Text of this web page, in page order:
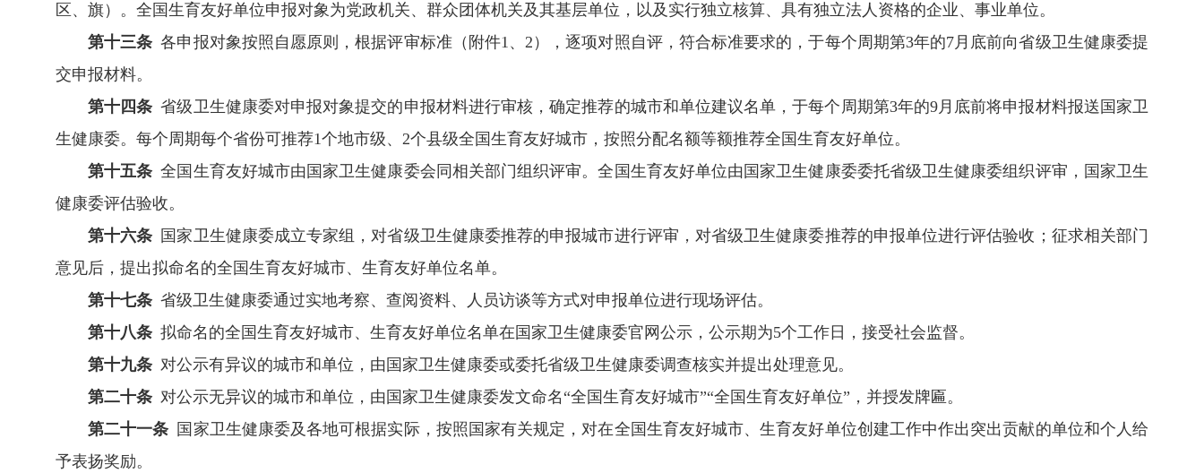
区、旗）。全国生育友好单位申报对象为党政机关、群众团体机关及其基层单位，以及实行独立核算、具有独立法人资格的企业、事业单位。
第十三条 各申报对象按照自愿原则，根据评审标准（附件1、2），逐项对照自评，符合标准要求的，于每个周期第3年的7月底前向省级卫生健康委提
交申报材料。
第十四条 省级卫生健康委对申报对象提交的申报材料进行审核，确定推荐的城市和单位建议名单，于每个周期第3年的9月底前将申报材料报送国家卫
生健康委。每个周期每个省份可推荐1个地市级、2个县级全国生育友好城市，按照分配名额等额推荐全国生育友好单位。
第十五条 全国生育友好城市由国家卫生健康委会同相关部门组织评审。全国生育友好单位由国家卫生健康委委托省级卫生健康委组织评审，国家卫生
健康委评估验收。
第十六条 国家卫生健康委成立专家组，对省级卫生健康委推荐的申报城市进行评审，对省级卫生健康委推荐的申报单位进行评估验收；征求相关部门
意见后，提出拟命名的全国生育友好城市、生育友好单位名单。
第十七条 省级卫生健康委通过实地考察、查阅资料、人员访谈等方式对申报单位进行现场评估。
第十八条 拟命名的全国生育友好城市、生育友好单位名单在国家卫生健康委官网公示，公示期为5个工作日，接受社会监督。
第十九条 对公示有异议的城市和单位，由国家卫生健康委或委托省级卫生健康委调查核实并提出处理意见。
第二十条 对公示无异议的城市和单位，由国家卫生健康委发文命名“全国生育友好城市”“全国生育友好单位”，并授发牌匾。
第二十一条 国家卫生健康委及各地可根据实际，按照国家有关规定，对在全国生育友好城市、生育友好单位创建工作中作出突出贡献的单位和个人给
予表扬奖励。